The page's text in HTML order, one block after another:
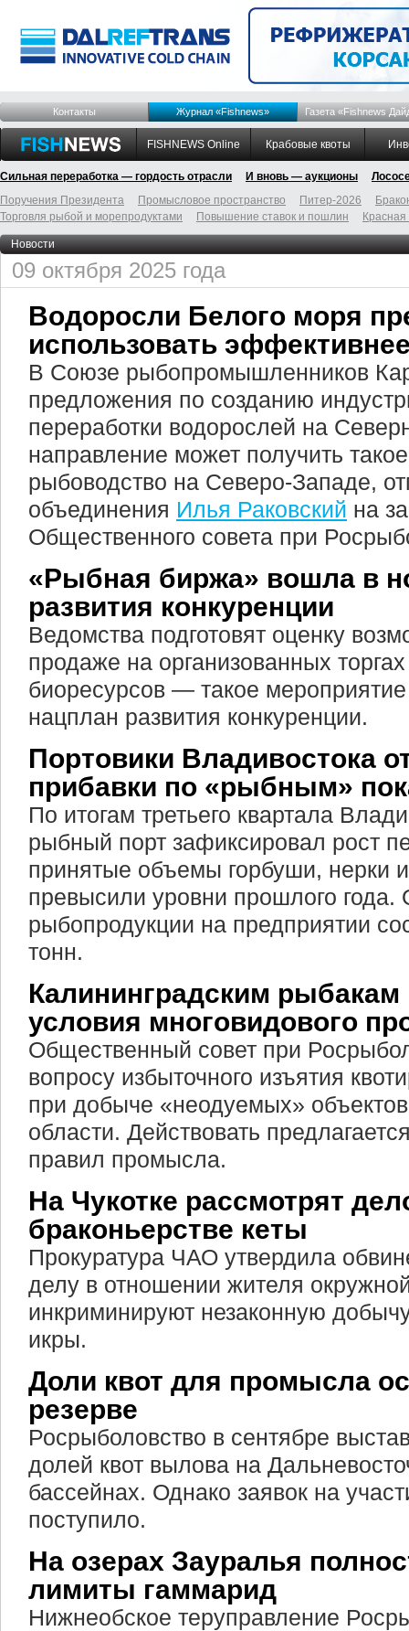
Контакты Журнал «Fishnews» Газета «Fishnews
FISHNEWS Online Крабовые квоты
Сильная переработка — гордость отрасли И вновь — аукционы
Поручения Президента
Промысловое пространство Питер-2026
Торговля рыбой и морепродуктами
Повышение ставок и пошлин
Новости
09 октября 2025 года
Водоросли Белого моря
использовать
В Союзе рыбопромышленников
предложения по созданию
переработки водорослей на
направление может получить
рыбоводство на Северо-Западе,
объединения Илья Раковский на
Общественного совета при
«Рыбная биржа» вошла в
развития конкуренции
Ведомства подготовят оценку
продаже на организованных
биоресурсов — такое
нацплан развития конкуренции.
Портовики Владивостока
прибавки по «рыбным»
По итогам третьего квартала
рыбный порт зафиксировал рост
принятые объемы горбуши, нерки
превысили уровни прошлого года.
рыбопродукции на предприятии
тонн.
Калининградским рыбакам
условия многовидового
Общественный совет при
вопросу избыточного изъятия
при добыче «неодуемых»
области. Действовать
правил промысла.
На Чукотке рассмотрят
браконьерстве кеты
Прокуратура ЧАО утвердила
делу в отношении жителя
инкриминируют незаконную добычу
икры.
Доли квот для промысла
резерве
Росрыболовство в сентябре
долей квот вылова на
бассейнах. Однако заявок на
поступило.
На озерах Зауралья
лимиты гаммарид
Нижнеобское теруправление